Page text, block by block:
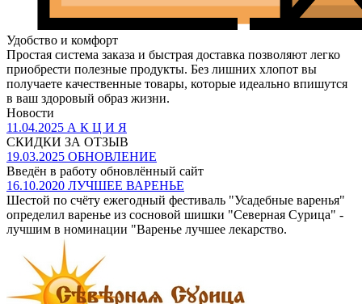
Удобство и комфорт
Простая система заказа и быстрая доставка позволяют легко
приобрести полезные продукты. Без лишних хлопот вы
получаете качественные товары, которые идеально впишутся
в ваш здоровый образ жизни.
Новости
11.04.2025 А К Ц И Я
СКИДКИ ЗА ОТЗЫВ
19.03.2025 ОБНОВЛЕНИЕ
Введён в работу обновлённый сайт
16.10.2020 ЛУЧШЕЕ ВАРЕНЬЕ
Шестой по счёту ежегодный фестиваль "Усадебные варенья"
определил варенье из сосновой шишки "Северная Сурица" -
лучшим в номинации "Варенье лучшее лекарство.